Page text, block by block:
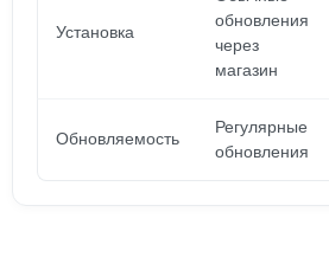
Установка
обновления
через
магазин
Обновляемость
Регулярные
обновления